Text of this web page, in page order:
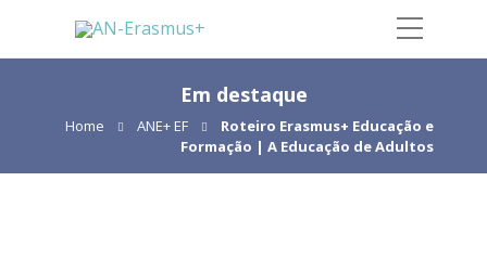
Em destaque
Home ANE+ EF
Roteiro Erasmus+ Educação e
Formação | A Educação de Adultos